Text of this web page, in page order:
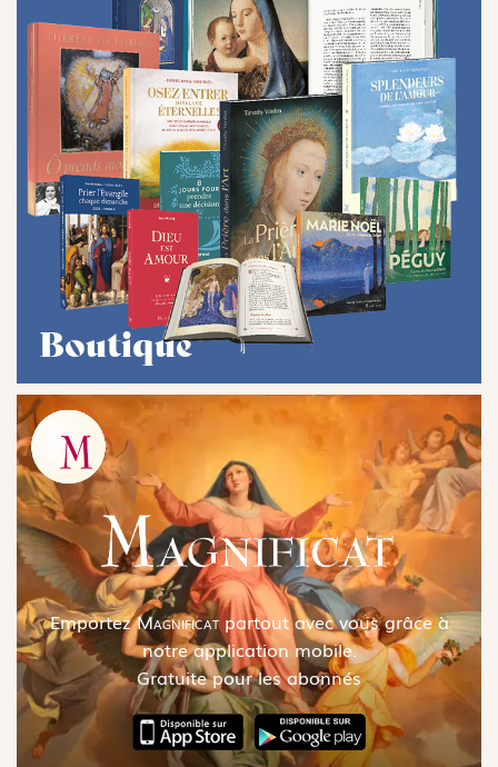
Boutique
EmportezMagnificatpartout avec vous grâce à
notre application mobile.
Gratuite pour les abonnés